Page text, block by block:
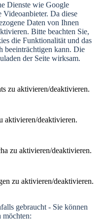
Dienste wie Google
Da diese
Daten von Ihnen
Bitte beachten Sie,
die Funktionalität und das
beeinträchtigen kann. Die
der Seite wirksam.
zu aktivieren/deaktivieren.
aktivieren/deaktivieren.
zu aktivieren/deaktivieren.
zu aktivieren/deaktivieren.
gebraucht - Sie können
möchten: